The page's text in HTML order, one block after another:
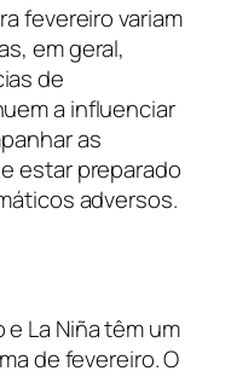
fevereiro variam
em geral,
de
a influenciar
as
estar preparado
adversos.
La Niña têm um
de fevereiro. O